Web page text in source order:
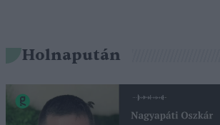
Holnapután